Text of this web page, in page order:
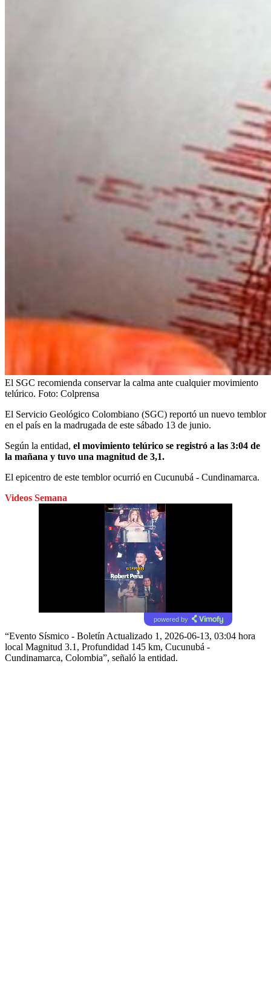
El SGC recomienda conservar la calma ante cualquier movimiento
telúrico. Foto: Colprensa
El Servicio Geológico Colombiano (SGC) reportó un nuevo temblor
en el país en la madrugada de este sábado 13 de junio.
Según la entidad, el movimiento telúrico se registró a las 3:04 de
la mañana y tuvo una magnitud de 3,1.
El epicentro de este temblor ocurrió en Cucunubá - Cundinamarca.
Videos Semana
powered by
“Evento Sísmico - Boletín Actualizado 1, 2026-06-13, 03:04 hora
local Magnitud 3.1, Profundidad 145 km, Cucunubá -
Cundinamarca, Colombia”, señaló la entidad.